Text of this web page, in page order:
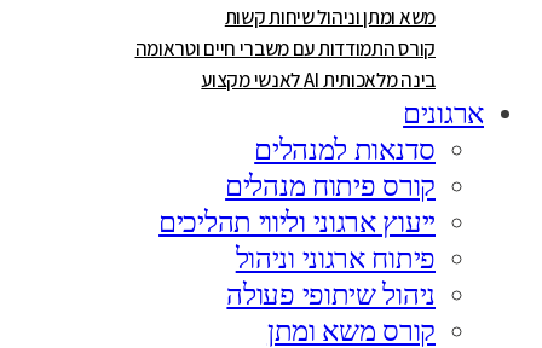
משא ומתן וניהול שיחות קשות
קורס התמודדות עם משברי חיים וטראומה
בינה מלאכותית AI לאנשי מקצוע
ארגונים
סדנאות למנהלים
קורס פיתוח מנהלים
ייעוץ ארגוני וליווי תהליכים
פיתוח ארגוני וניהול
ניהול שיתופי פעולה
קורס משא ומתן